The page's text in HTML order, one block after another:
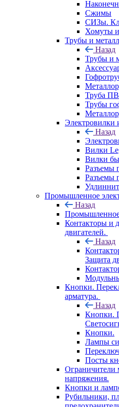
Сжимы
СИЗы.
Хомуты и
Трубы и
Назад
Трубы и
Труба
Трубы
Электровилки
Назад
Вилки
Вилки
Разъемы
Разъемы
Промышленное
Назад
Промышленное
Контакторы и
двигателей.
Назад
Защита
Кнопки.
арматура.
Назад
Кнопки.
Кнопки.
Лампы
Посты
Ограничители
напряжения.
Кнопки и
Рубильники,